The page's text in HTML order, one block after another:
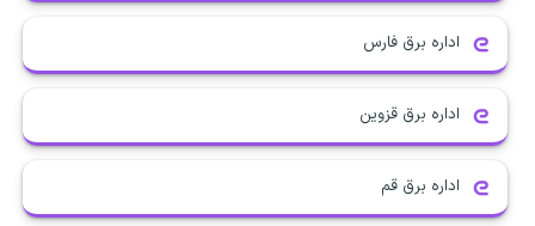
اداره برق فارس
اداره برق قزوین
اداره برق قم